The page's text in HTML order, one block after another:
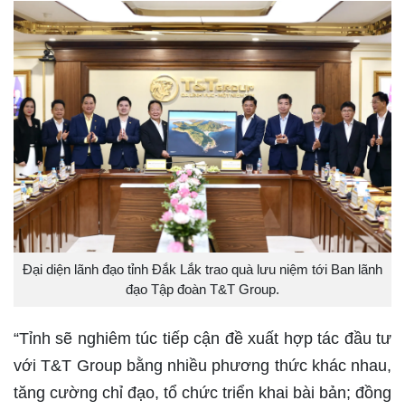
Đại diện lãnh đạo tỉnh Đắk Lắk trao quà lưu niệm tới Ban lãnh
đạo Tập đoàn T&T Group.
“Tỉnh sẽ nghiêm túc tiếp cận đề xuất hợp tác đầu tư
với T&T Group bằng nhiều phương thức khác nhau,
tăng cường chỉ đạo, tổ chức triển khai bài bản; đồng